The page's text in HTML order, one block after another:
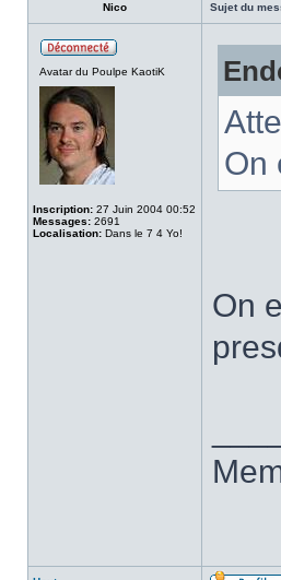
Nico Sujet du
Avatar du Poulpe KaotiK
Inscription: 27 Juin 2004 00:52
Messages: 2691
Localisation: Dans le 7 4 Yo!
On
On